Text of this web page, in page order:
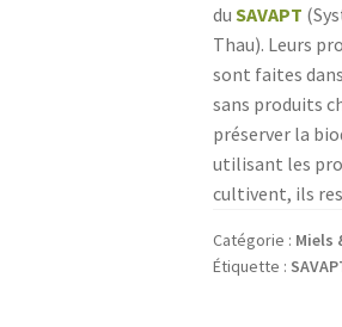
duSAVAPT
Thau). Leurs
sont faites
sans produits
préserver la
utilisant les
cultivent, ils
Catégorie : Miels
Étiquette :